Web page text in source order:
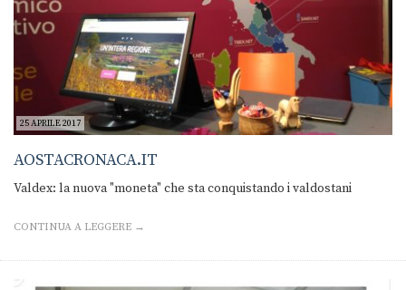
25 APRILE 2017
AOSTACRONACA.IT
Valdex: la nuova "moneta" che sta conquistando i valdostani
CONTINUA A LEGGERE →